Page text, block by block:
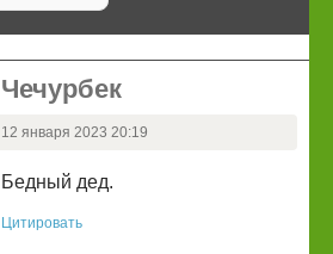
Чечурбек
12 января 2023 20:19
Бедный дед.
Цитировать